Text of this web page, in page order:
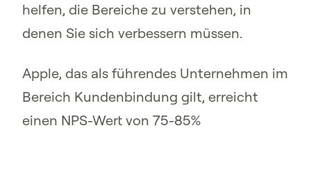
helfen, die Bereiche zu verstehen, in
denen Sie sich verbessern müssen.
Apple, das als führendes Unternehmen im
Bereich Kundenbindung gilt, erreicht
einen NPS-Wert von 75-85%